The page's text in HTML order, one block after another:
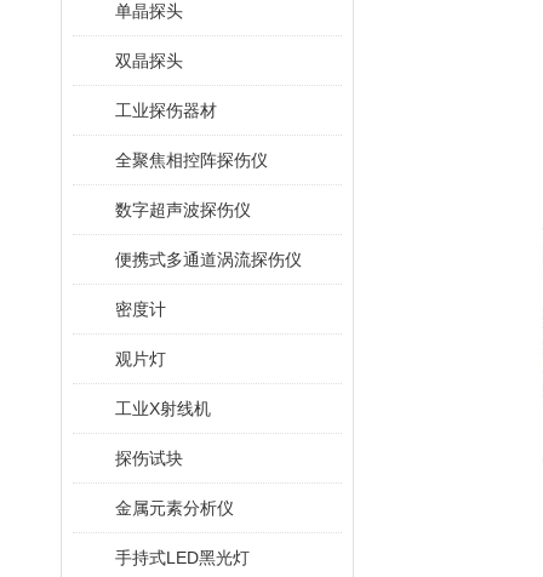
单晶探头
双晶探头
工业探伤器材
全聚焦相控阵探伤仪
数字超声波探伤仪
便携式多通道涡流探伤仪
密度计
观片灯
工业X射线机
探伤试块
金属元素分析仪
手持式LED黑光灯